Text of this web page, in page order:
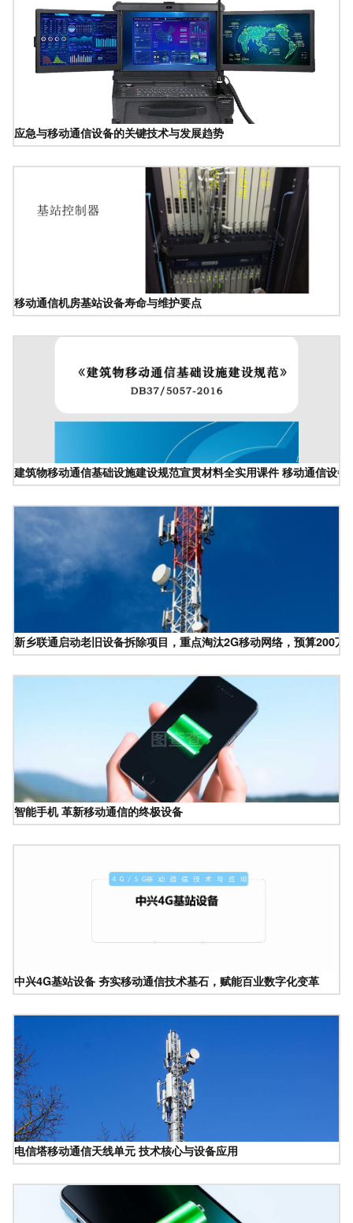
应急与移动通信设备的关键技术与发展趋势
移动通信机房基站设备寿命与维护要点
建筑物移动通信基础设施建设规范宣贯材料全实用课件 移动通信设备
新乡联通启动老旧设备拆除项目，重点淘汰2G移动网络，预算200万
智能手机 革新移动通信的终极设备
中兴4G基站设备 夯实移动通信技术基石，赋能百业数字化变革
电信塔移动通信天线单元 技术核心与设备应用